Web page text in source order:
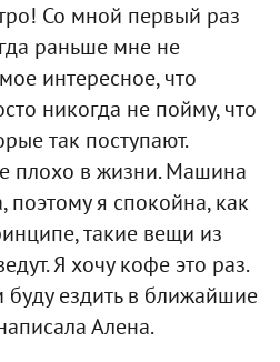
Со мной первый раз
раньше мне не
интересное, что
никогда не пойму, что
так поступают.
плохо в жизни. Машина
поэтому я спокойна, как
такие вещи из
Я хочу кофе это раз.
ездить в ближайшие
Алена.